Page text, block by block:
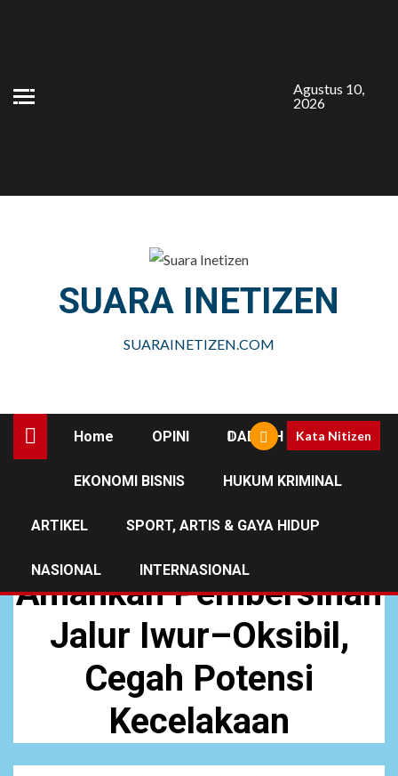
Agustus 10,
2026
SUARA INETIZEN
SUARAINETIZEN.COM
Home OPINI DAERAH
EKONOMI BISNIS HUKUM KRIMINAL
ARTIKEL SPORT, ARTIS & GAYA HIDUP
NASIONAL INTERNASIONAL
Kata Nitizen
Amankan Pembersihan
Jalur Iwur–Oksibil,
Cegah Potensi
Kecelakaan